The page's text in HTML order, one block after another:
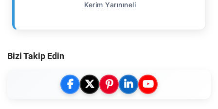
Kerim Yarınıneli
Bizi Takip Edin